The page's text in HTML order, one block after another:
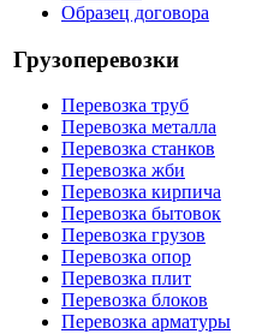
Образец договора
Грузоперевозки
Перевозка труб
Перевозка металла
Перевозка станков
Перевозка жби
Перевозка кирпича
Перевозка бытовок
Перевозка грузов
Перевозка опор
Перевозка плит
Перевозка блоков
Перевозка арматуры